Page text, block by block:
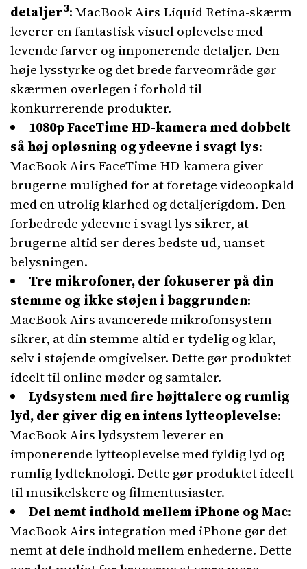
detaljer3: MacBook Airs Liquid Retina-skærm
leverer en fantastisk visuel oplevelse med
levende farver og imponerende detaljer. Den
høje lysstyrke og det brede farveområde gør
skærmen overlegen i forhold til
konkurrerende produkter.
1080p FaceTime HD-kamera med dobbelt
så høj opløsning og ydeevne i svagt lys:
MacBook Airs FaceTime HD-kamera giver
brugerne mulighed for at foretage videoopkald
med en utrolig klarhed og detaljerigdom. Den
forbedrede ydeevne i svagt lys sikrer, at
brugerne altid ser deres bedste ud, uanset
belysningen.
Tre mikrofoner, der fokuserer på din
stemme og ikke støjen i baggrunden:
MacBook Airs avancerede mikrofonsystem
sikrer, at din stemme altid er tydelig og klar,
selv i støjende omgivelser. Dette gør produktet
ideelt til online møder og samtaler.
Lydsystem med fire højttalere og rumlig
lyd, der giver dig en intens lytteoplevelse:
MacBook Airs lydsystem leverer en
imponerende lytteoplevelse med fyldig lyd og
rumlig lydteknologi. Dette gør produktet ideelt
til musikelskere og filmentusiaster.
Del nemt indhold mellem iPhone og Mac:
MacBook Airs integration med iPhone gør det
nemt at dele indhold mellem enhederne. Dette